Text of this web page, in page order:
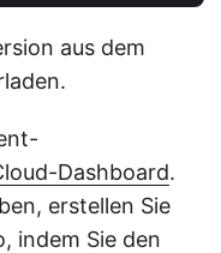
aus dem
Dashboard.
erstellen Sie
indem Sie den